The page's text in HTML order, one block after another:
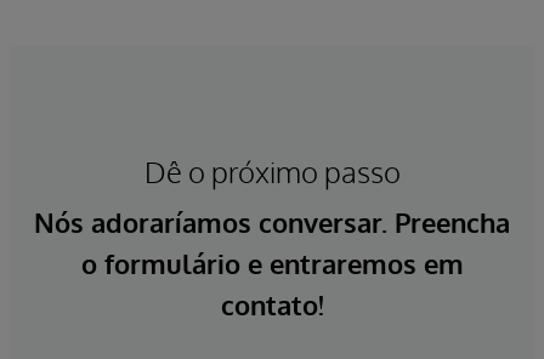
Dê o próximo passo
Nós adoraríamos conversar. Preencha
o formulário e entraremos em
contato!